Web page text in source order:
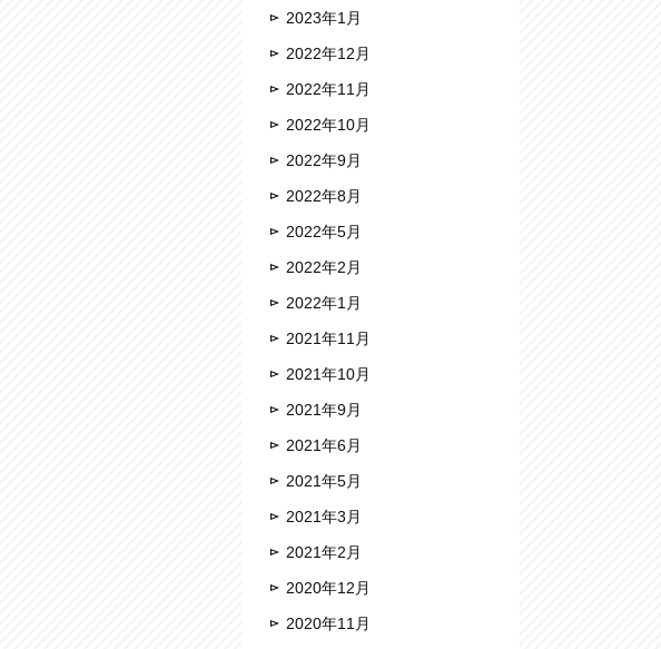
2023年1月
2022年12月
2022年11月
2022年10月
2022年9月
2022年8月
2022年5月
2022年2月
2022年1月
2021年11月
2021年10月
2021年9月
2021年6月
2021年5月
2021年3月
2021年2月
2020年12月
2020年11月